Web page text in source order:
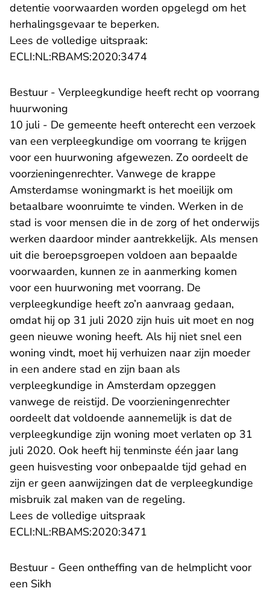
detentie voorwaarden worden opgelegd om het
herhalingsgevaar te beperken.
Lees de volledige uitspraak:
ECLI:NL:RBAMS:2020:3474- U verlaat
Bestuur - Verpleegkundige heeft recht op voorrang
huurwoning
10 juli - De gemeente heeft onterecht een verzoek
van een verpleegkundige om voorrang te krijgen
voor een huurwoning afgewezen. Zo oordeelt de
voorzieningenrechter. Vanwege de krappe
Amsterdamse woningmarkt is het moeilijk om
betaalbare woonruimte te vinden. Werken in de
stad is voor mensen die in de zorg of het onderwijs
werken daardoor minder aantrekkelijk. Als mensen
uit die beroepsgroepen voldoen aan bepaalde
voorwaarden, kunnen ze in aanmerking komen
voor een huurwoning met voorrang. De
verpleegkundige heeft zo’n aanvraag gedaan,
omdat hij op 31 juli 2020 zijn huis uit moet en nog
geen nieuwe woning heeft. Als hij niet snel een
woning vindt, moet hij verhuizen naar zijn moeder
in een andere stad en zijn baan als
verpleegkundige in Amsterdam opzeggen
vanwege de reistijd. De voorzieningenrechter
oordeelt dat voldoende aannemelijk is dat de
verpleegkundige zijn woning moet verlaten op 31
juli 2020. Ook heeft hij tenminste één jaar lang
geen huisvesting voor onbepaalde tijd gehad en
zijn er geen aanwijzingen dat de verpleegkundige
misbruik zal maken van de regeling.
Lees de volledige uitspraak
ECLI:NL:RBAMS:2020:3471
​Bestuur - Geen ontheffing van de helmplicht voor
een Sikh